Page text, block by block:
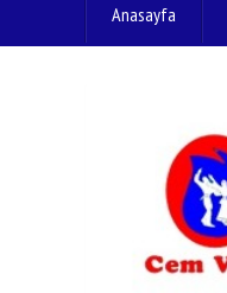
Anasayfa